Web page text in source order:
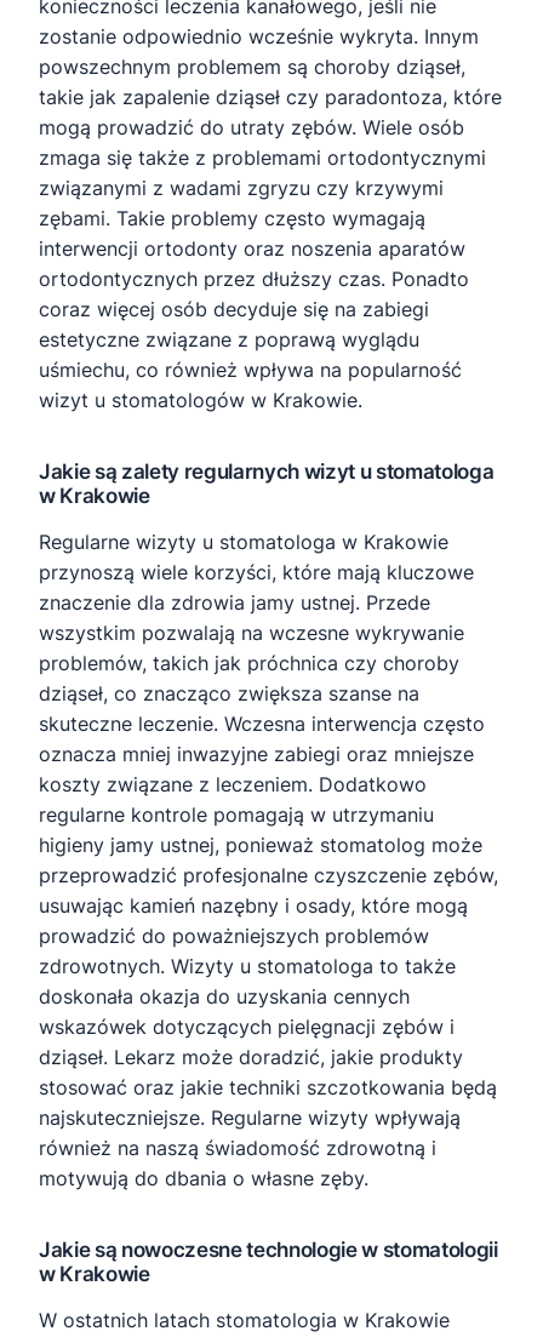
konieczności leczenia kanałowego, jeśli nie
zostanie odpowiednio wcześnie wykryta. Innym
powszechnym problemem są choroby dziąseł,
takie jak zapalenie dziąseł czy paradontoza, które
mogą prowadzić do utraty zębów. Wiele osób
zmaga się także z problemami ortodontycznymi
związanymi z wadami zgryzu czy krzywymi
zębami. Takie problemy często wymagają
interwencji ortodonty oraz noszenia aparatów
ortodontycznych przez dłuższy czas. Ponadto
coraz więcej osób decyduje się na zabiegi
estetyczne związane z poprawą wyglądu
uśmiechu, co również wpływa na popularność
wizyt u stomatologów w Krakowie.
Jakie są zalety regularnych wizyt u stomatologa
w Krakowie
Regularne wizyty u stomatologa w Krakowie
przynoszą wiele korzyści, które mają kluczowe
znaczenie dla zdrowia jamy ustnej. Przede
wszystkim pozwalają na wczesne wykrywanie
problemów, takich jak próchnica czy choroby
dziąseł, co znacząco zwiększa szanse na
skuteczne leczenie. Wczesna interwencja często
oznacza mniej inwazyjne zabiegi oraz mniejsze
koszty związane z leczeniem. Dodatkowo
regularne kontrole pomagają w utrzymaniu
higieny jamy ustnej, ponieważ stomatolog może
przeprowadzić profesjonalne czyszczenie zębów,
usuwając kamień nazębny i osady, które mogą
prowadzić do poważniejszych problemów
zdrowotnych. Wizyty u stomatologa to także
doskonała okazja do uzyskania cennych
wskazówek dotyczących pielęgnacji zębów i
dziąseł. Lekarz może doradzić, jakie produkty
stosować oraz jakie techniki szczotkowania będą
najskuteczniejsze. Regularne wizyty wpływają
również na naszą świadomość zdrowotną i
motywują do dbania o własne zęby.
Jakie są nowoczesne technologie w stomatologii
w Krakowie
W ostatnich latach stomatologia w Krakowie